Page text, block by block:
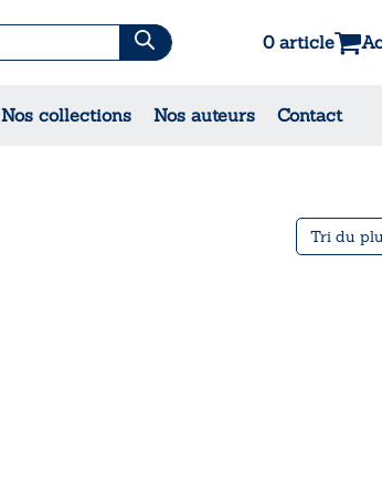
0 article
Nos collections Nos auteurs Contact
Nouvelles & Contes
Théâtre